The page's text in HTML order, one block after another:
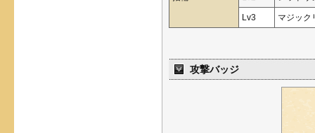
Lv3 マジック
攻撃バッジ